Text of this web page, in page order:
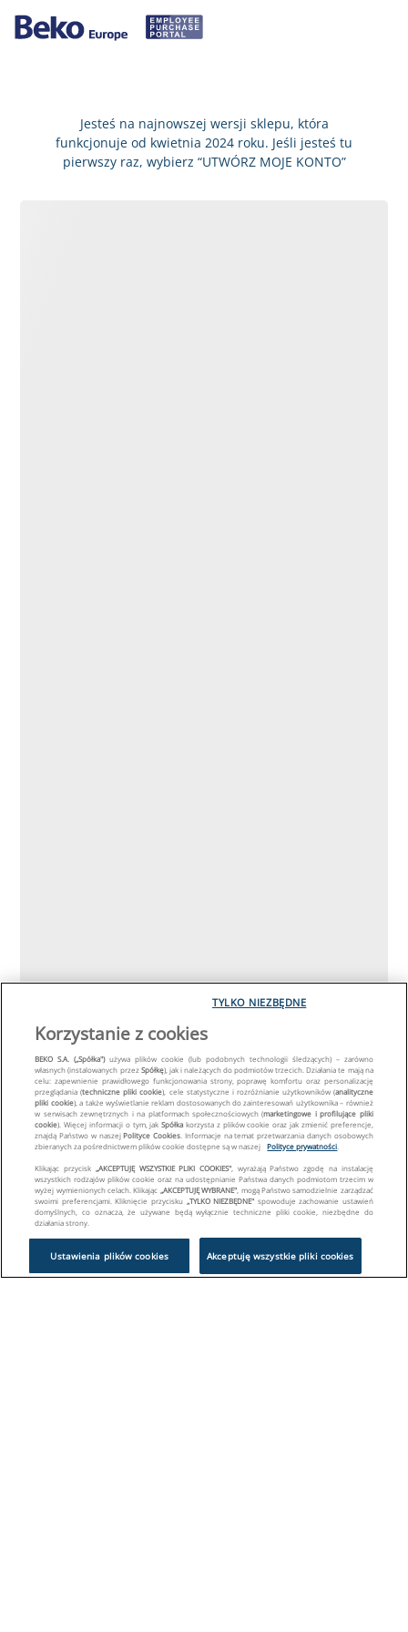
Jesteś na najnowszej wersji sklepu, która
funkcjonuje od kwietnia 2024 roku. Jeśli jesteś tu
pierwszy raz, wybierz “UTWÓRZ MOJE KONTO”
Korzystanie z cookies
BEKO S.A. („Spółka")używa plików cookie (lub podobnych technologii śledzących) – zarówno
własnych (instalowanych przezSpółkę), jak i należących do podmiotów trzecich. Działania te mają na
celu: zapewnienie prawidłowego funkcjonowania strony, poprawę komfortu oraz personalizację
przeglądania (techniczne pliki cookie), cele statystyczne i rozróżnianie użytkowników (analityczne
pliki cookie), a także wyświetlanie reklam dostosowanych do zainteresowań użytkownika – również
w serwisach zewnętrznych i na platformach społecznościowych (marketingowe i profilujące pliki
cookie). Więcej informacji o tym, jakSpółka korzysta z plików cookie oraz jak zmienić preferencje,
znajdą Państwo w naszejPolityce Cookies . Informacje na temat przetwarzania danych osobowych
zbieranych za pośrednictwem plików cookie dostępne są w naszej
Polityce prywatności
Klikając przycisk „AKCEPTUJĘ WSZYSTKIE PLIKI COOKIES" , wyrażają Państwo zgodę na instalację
wszystkich rodzajów plików cookie oraz na udostępnianie Państwa danych podmiotom trzecim w
wyżej wymienionych celach. Klikając „AKCEPTUJĘ WYBRANE" , mogą Państwo samodzielnie zarządzać
swoimi preferencjami. Kliknięcie przycisku „TYLKO NIEZBĘDNE" spowoduje zachowanie ustawień
domyślnych, co oznacza, że używane będą wyłącznie techniczne pliki cookie, niezbędne do
działania strony.
Ustawienia plików cookies Akceptuję wszystkie pliki cookies
TYLKO NIEZBĘDNE